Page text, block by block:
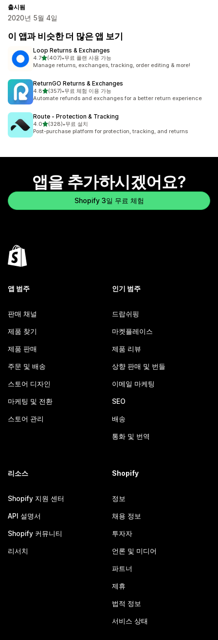
출시됨
2020년 5월 4일
이 앱과 비슷한 더 많은 앱 보기
Loop Returns & Exchanges
4.7별 5개 중
(407)
총 리뷰 407개
•무료 플랜 사용 가능
Manage returns, exchanges, tracking, order editing & more!
ReturnGO Returns & Exchanges
4.8별 5개 중
(357)
총 리뷰 357개
•무료 체험 이용 가능
Automate refunds and exchanges for a better return experience
Route ‑ Protection & Tracking
4.0별 5개 중
(328)
총 리뷰 328개
•무료 설치
Post-purchase platform for protection, tracking, and returns
앱을 추가하시겠어요?
Shopify 3일 무료 체험
앱 범주
판매 채널
제품 찾기
제품 판매
주문 및 배송
스토어 디자인
마케팅 및 전환
스토어 관리
인기 범주
드랍쉬핑
마켓플레이스
제품 리뷰
상향 판매 및 번들
이메일 마케팅
SEO
배송
통화 및 번역
리소스
Shopify 지원 센터
API 설명서
Shopify 커뮤니티
리서치
Shopify
정보
채용 정보
투자자
언론 및 미디어
파트너
제휴
법적 정보
서비스 상태